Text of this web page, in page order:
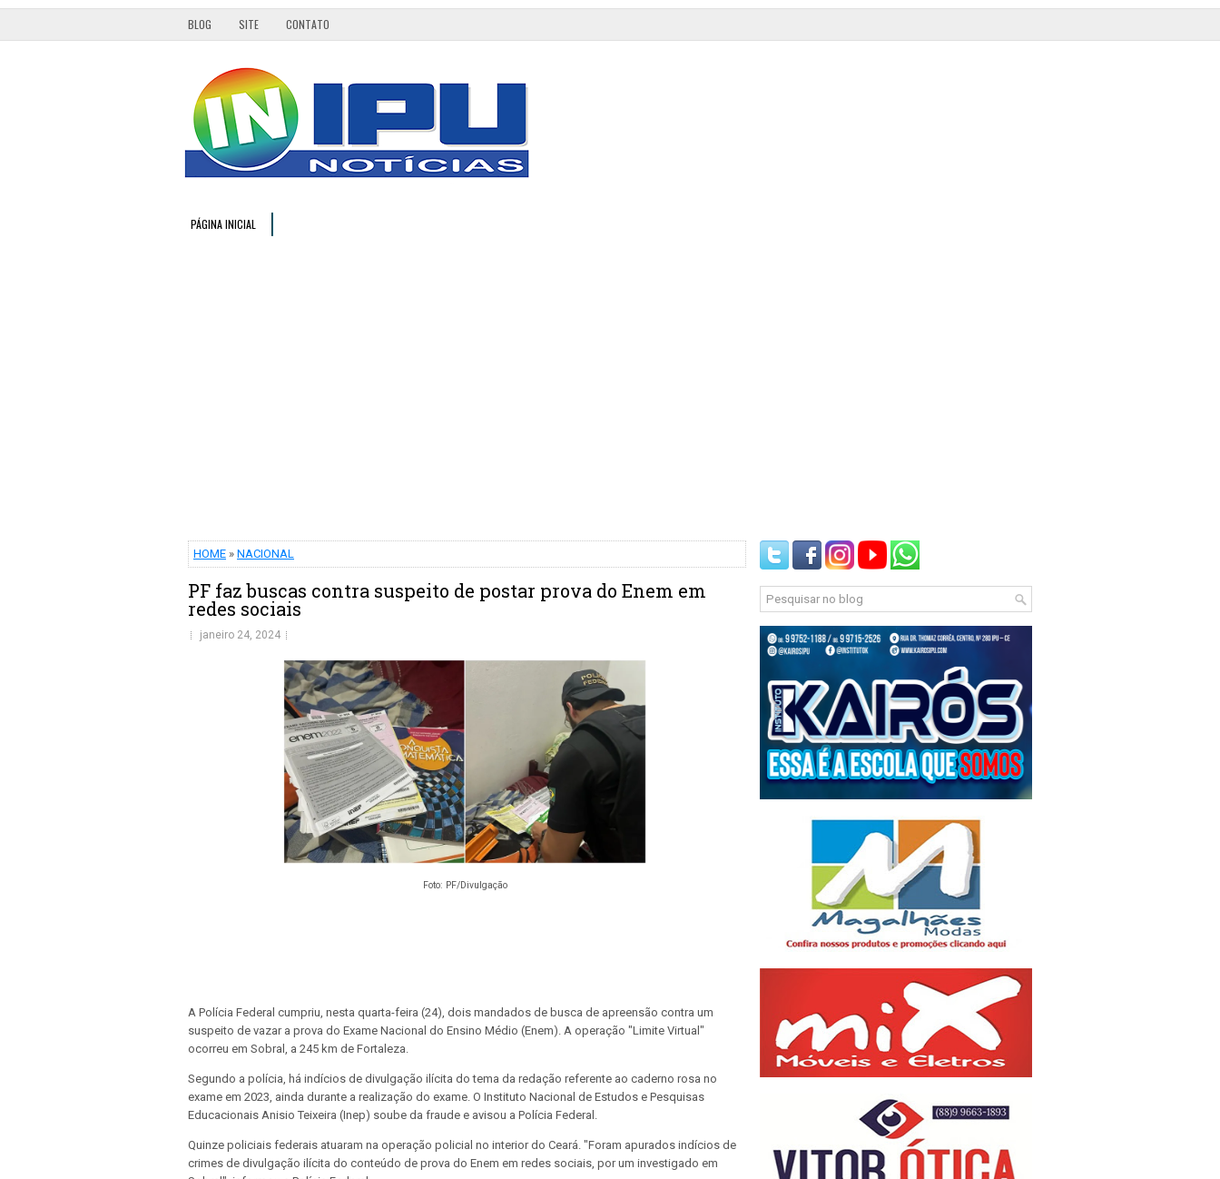
BLOG SITE CONTATO
PÁGINA INICIAL
HOME » NACIONAL
PF faz buscas contra suspeito de postar prova do Enem em
redes sociais
janeiro 24, 2024
Foto: PF/Divulgação
A Polícia Federal cumpriu, nesta quarta-feira (24), dois mandados de busca de apreensão contra um
suspeito de vazar a prova do Exame Nacional do Ensino Médio (Enem). A operação "Limite Virtual"
ocorreu em Sobral, a 245 km de Fortaleza.
Segundo a polícia, há indícios de divulgação ilícita do tema da redação referente ao caderno rosa no
exame em 2023, ainda durante a realização do exame. O Instituto Nacional de Estudos e Pesquisas
Educacionais Anisio Teixeira (Inep) soube da fraude e avisou a Polícia Federal.
Quinze policiais federais atuaram na operação policial no interior do Ceará. "Foram apurados indícios de
crimes de divulgação ilícita do conteúdo de prova do Enem em redes sociais, por um investigado em